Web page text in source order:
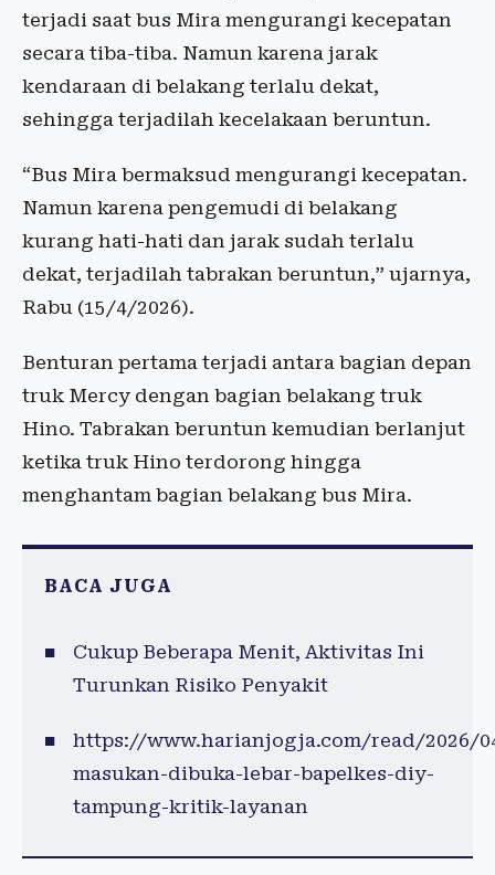
terjadi saat bus Mira mengurangi kecepatan
secara tiba-tiba. Namun karena jarak
kendaraan di belakang terlalu dekat,
sehingga terjadilah kecelakaan beruntun.
“Bus Mira bermaksud mengurangi kecepatan.
Namun karena pengemudi di belakang
kurang hati-hati dan jarak sudah terlalu
dekat, terjadilah tabrakan beruntun,” ujarnya,
Rabu (15/4/2026).
Benturan pertama terjadi antara bagian depan
truk Mercy dengan bagian belakang truk
Hino. Tabrakan beruntun kemudian berlanjut
ketika truk Hino terdorong hingga
menghantam bagian belakang bus Mira.
BACA JUGA
Cukup Beberapa Menit, Aktivitas Ini
Turunkan Risiko Penyakit
https://www.harianjogja.com/read/2026/
masukan-dibuka-lebar-bapelkes-diy-
tampung-kritik-layanan